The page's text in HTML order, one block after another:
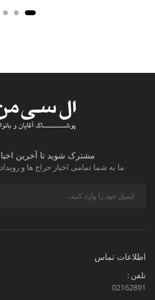
مشترک شوید تا آخرین
ما به شما تمامی اخبار حراج ها و
اطلاعات تماس
تلفن :
02162891